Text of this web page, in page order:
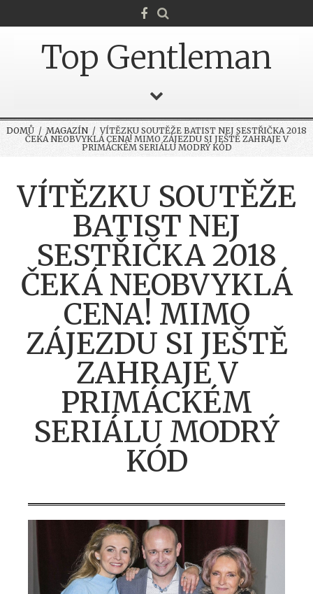
Top Gentleman
DOMŮ / MAGAZÍN/ VÍTĚZKU SOUTĚŽE BATIST NEJ SESTŘIČKA 2018
ČEKÁ NEOBVYKLÁ CENA! MIMO ZÁJEZDU SI JEŠTĚ ZAHRAJE V
PRIMÁCKÉM SERIÁLU MODRÝ KÓD
VÍTĚZKU SOUTĚŽE
BATIST NEJ
SESTŘIČKA 2018
ČEKÁ NEOBVYKLÁ
CENA! MIMO
ZÁJEZDU SI JEŠTĚ
ZAHRAJE V
PRIMÁCKÉM
SERIÁLU MODRÝ
KÓD